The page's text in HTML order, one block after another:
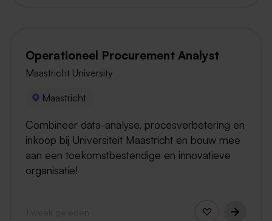
Operationeel Procurement Analyst
Maastricht University
Maastricht
Combineer data-analyse, procesverbetering en
inkoop bij Universiteit Maastricht en bouw mee
aan een toekomstbestendige en innovatieve
organisatie!